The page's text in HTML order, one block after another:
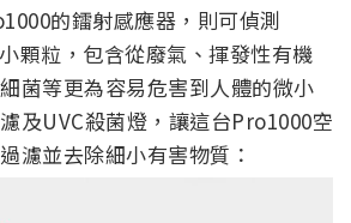
的鐳射感應器，則可偵測
顆粒，包含從廢氣、揮發性有機
菌等更為容易危害到人體的微小
及UVC殺菌燈，讓這台Pro1000空
濾並去除細小有害物質：